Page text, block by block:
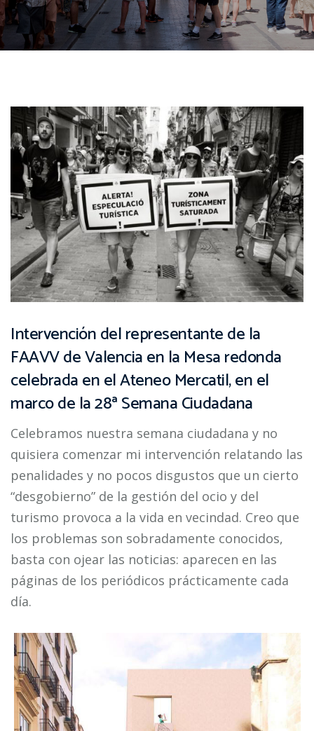
Intervención del representante de la
FAAVV de Valencia en la Mesa redonda
celebrada en el Ateneo Mercatil, en el
marco de la 28ª Semana Ciudadana
Celebramos nuestra semana ciudadana y no
quisiera comenzar mi intervención relatando las
penalidades y no pocos disgustos que un cierto
“desgobierno” de la gestión del ocio y del
turismo provoca a la vida en vecindad. Creo que
los problemas son sobradamente conocidos,
basta con ojear las noticias: aparecen en las
páginas de los periódicos prácticamente cada
día.